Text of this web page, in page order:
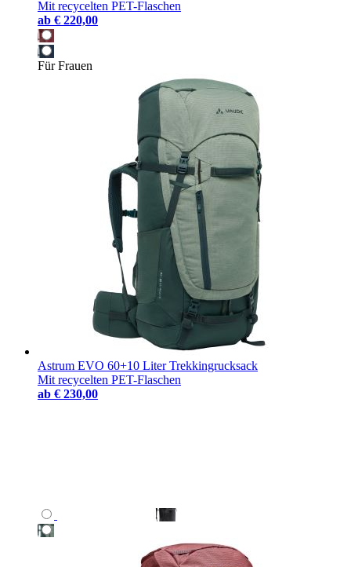
Mit recycelten PET-Flaschen
ab € 220,00
Für Frauen
Astrum EVO 60+10 Liter Trekkingrucksack
Mit recycelten PET-Flaschen
ab € 230,00